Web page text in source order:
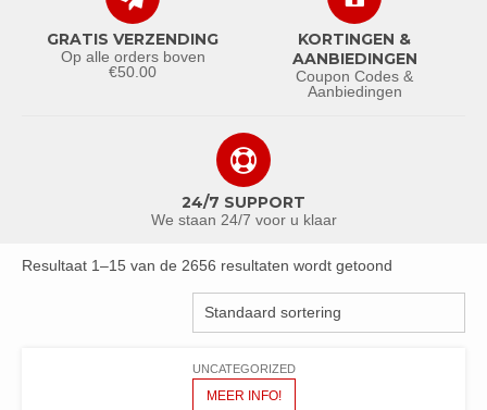
GRATIS VERZENDING
Op alle orders boven
€50.00
KORTINGEN &
AANBIEDINGEN
Coupon Codes &
Aanbiedingen
24/7 SUPPORT
We staan 24/7 voor u klaar
Resultaat 1–15 van de 2656 resultaten wordt getoond
UNCATEGORIZED
MEER INFO!